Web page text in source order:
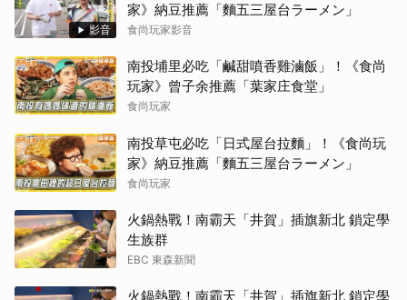
影音
家》納豆推薦「麵五三屋台ラーメン」
食尚玩家影音
南投埔里必吃「鹹甜噴香雞滷飯」！《食尚
玩家》曾子余推薦「葉家庄食堂」
食尚玩家
南投草屯必吃「日式屋台拉麵」！《食尚玩
家》納豆推薦「麵五三屋台ラーメン」
食尚玩家
火鍋熱戰！南霸天「井賀」插旗新北 鎖定學
生族群
EBC 東森新聞
火鍋熱戰！南霸天「井賀」插旗新北 鎖定學